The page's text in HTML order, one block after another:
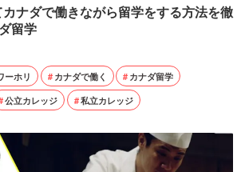
ナダで働きながら留学をする方法を徹
留学
ーホリ カナダで働く
カナダ留学
公立カレッジ 私立カレッジ